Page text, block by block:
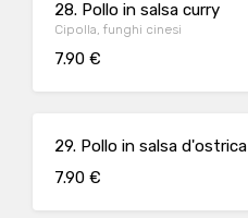
28. Pollo in salsa curry
Cipolla, funghi cinesi
7.90 €
29. Pollo in salsa d'ostrica
7.90 €